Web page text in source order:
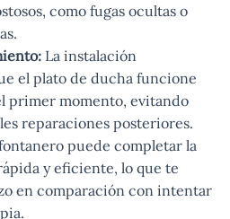
como fugas ocultas o
La instalación
el plato de ducha funcione
primer momento, evitando
reparaciones posteriores.
puede completar la
y eficiente, lo que te
en comparación con intentar